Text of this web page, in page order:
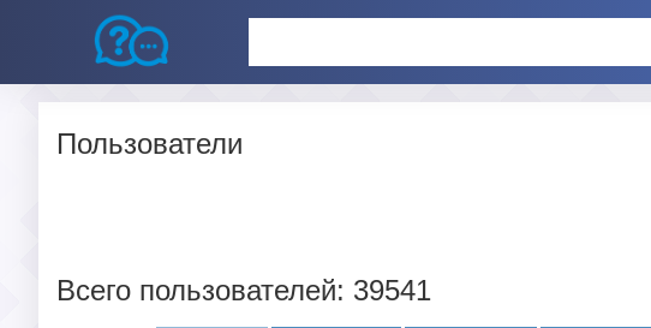
Пользователи
Всего пользователей: 39541